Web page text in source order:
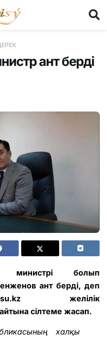
ант берді
министрі болып
ант берді, деп
желілік
сілтеме жасап.
халқы